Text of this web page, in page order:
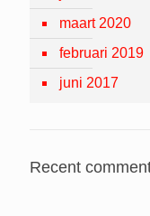
maart 2020
februari 2019
juni 2017
Recent